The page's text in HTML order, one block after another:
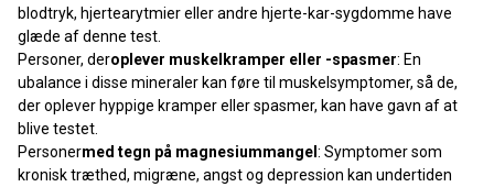
blodtryk, hjertearytmier eller andre hjerte-kar-sygdomme have
glæde af denne test.
Personer, deroplever muskelkramper eller -spasmer: En
ubalance i disse mineraler kan føre til muskelsymptomer, så de,
der oplever hyppige kramper eller spasmer, kan have gavn af at
blive testet.
Personermed tegn på magnesiummangel : Symptomer som
kronisk træthed, migræne, angst og depression kan undertiden